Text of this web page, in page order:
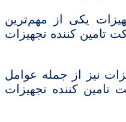
یکی از مهم‌ترین
تامین کننده تجهیزات
نیز از جمله عوامل
تامین کننده تجهیزات